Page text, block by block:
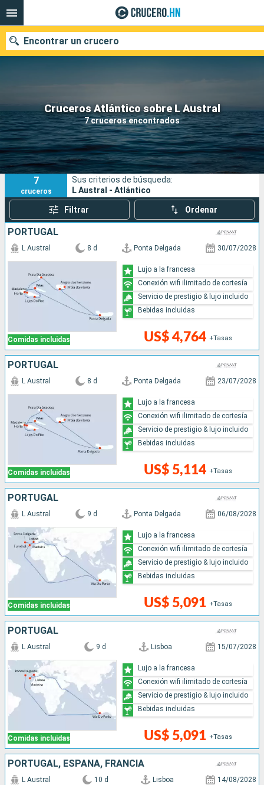
Cruceros Atlántico sobre L Austral
7 cruceros encontrados
Encontrar un crucero
Nuestros destinos
Fecha de salida
Puertos Compañías
Buscar
7
cruceros
Sus criterios de búsqueda:
L Austral - Atlántico
Filtrar Ordenar
PORTUGAL
Comidas incluidas
L Austral 8 d Ponta Delgada 30/07/2028
US$ 4,764 +Tasas
Lujo a la francesa
Conexión wifi ilimitado de cortesía
Servicio de prestigio & lujo incluido
Bebidas incluidas
PORTUGAL
Comidas incluidas
L Austral 8 d Ponta Delgada 23/07/2028
US$ 5,114 +Tasas
Lujo a la francesa
Conexión wifi ilimitado de cortesía
Servicio de prestigio & lujo incluido
Bebidas incluidas
PORTUGAL
Comidas incluidas
L Austral 9 d Ponta Delgada 06/08/2028
US$ 5,091 +Tasas
Lujo a la francesa
Conexión wifi ilimitado de cortesía
Servicio de prestigio & lujo incluido
Bebidas incluidas
PORTUGAL
Comidas incluidas
L Austral 9 d Lisboa 15/07/2028
US$ 5,091 +Tasas
Lujo a la francesa
Conexión wifi ilimitado de cortesía
Servicio de prestigio & lujo incluido
Bebidas incluidas
PORTUGAL, ESPAÑA, FRANCIA
L Austral 10 d Lisboa 14/08/2028